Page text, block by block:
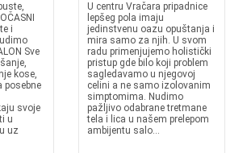
i
Sve
kose,
posebne
svoje
u
uz
U centru Vračara pripadnice
lepšeg pola imaju
jedinstvenu oazu opuštanja i
mira samo za njih. U svom
radu primenjujemo holistički
pristup gde bilo koji problem
sagledavamo u njegovoj
celini a ne samo izolovanim
simptomima. Nudimo
pažljivo odabrane tretmane
tela i lica u našem prelepom
ambijentu salo...